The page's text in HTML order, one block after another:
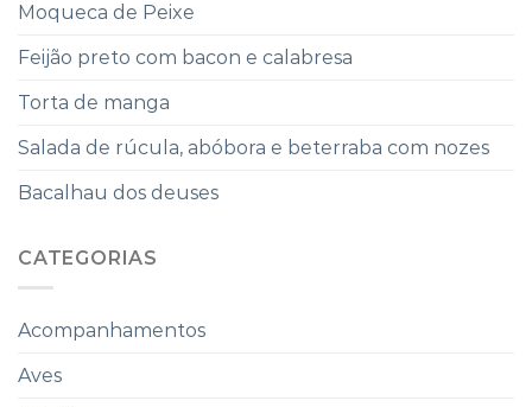
Moqueca de Peixe
Feijão preto com bacon e calabresa
Torta de manga
Salada de rúcula, abóbora e beterraba com nozes
Bacalhau dos deuses
CATEGORIAS
Acompanhamentos
Aves